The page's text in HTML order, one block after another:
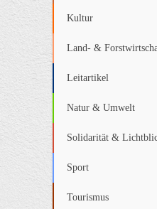
Kultur
Land- &
Leitartikel
Natur & Umwelt
Solidarität &
Sport
Tourismus